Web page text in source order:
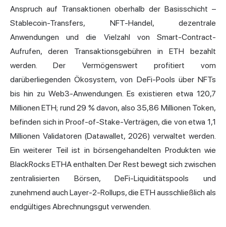
Anspruch auf Transaktionen oberhalb der Basisschicht –
Stablecoin-Transfers, NFT-Handel, dezentrale
Anwendungen und die Vielzahl von Smart-Contract-
Aufrufen, deren Transaktionsgebühren in ETH bezahlt
werden. Der Vermögenswert profitiert vom
darüberliegenden Ökosystem, von DeFi-Pools über NFTs
bis hin zu Web3-Anwendungen. Es existieren etwa 120,7
Millionen ETH; rund 29 % davon, also 35,86 Millionen Token,
befinden sich in Proof-of-Stake-Verträgen, die von etwa 1,1
Millionen Validatoren (Datawallet, 2026) verwaltet werden.
Ein weiterer Teil ist in börsengehandelten Produkten wie
BlackRocks ETHA enthalten. Der Rest bewegt sich zwischen
zentralisierten Börsen, DeFi-Liquiditätspools und
zunehmend auch Layer-2-Rollups, die ETH ausschließlich als
endgültiges Abrechnungsgut verwenden.